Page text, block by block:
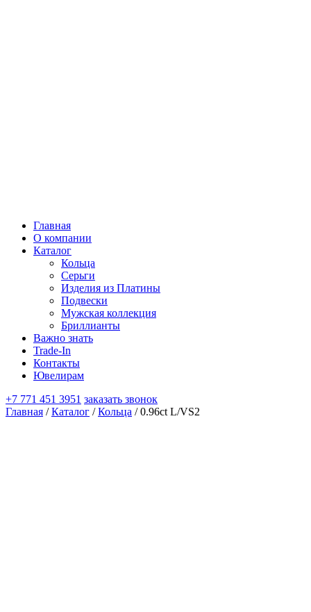
Главная
О компании
Каталог
Кольца
Серьги
Изделия из Платины
Подвески
Мужская коллекция
Бриллианты
Важно знать
Trade-In
Контакты
Ювелирам
+7 771 451 3951 заказать звонок
Главная /Каталог /Кольца / 0.96ct L/VS2